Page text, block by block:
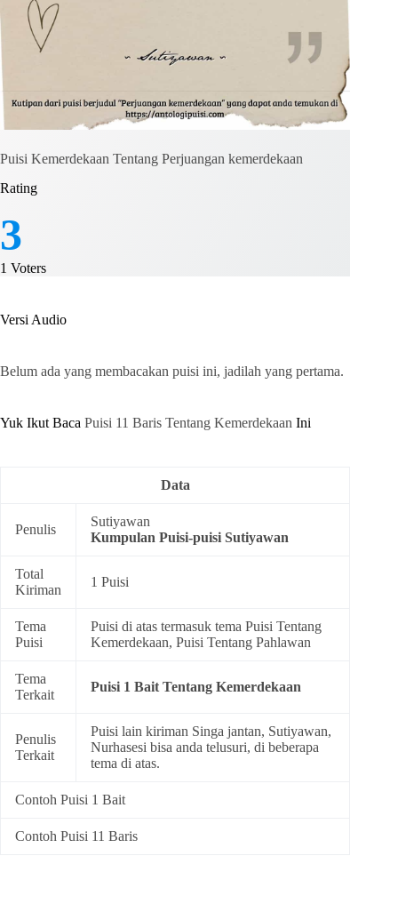
Puisi Kemerdekaan Tentang Perjuangan kemerdekaan
Rating
3
1 Voters
Versi Audio
Belum ada yang membacakan puisi ini, jadilah yang pertama.
Yuk Ikut Baca Puisi 11 Baris Tentang Kemerdekaan Ini
Data
Penulis
Sutiyawan
Kumpulan Puisi-puisi Sutiyawan
Total
Kiriman
1 Puisi
Tema
Puisi
Puisi di atas termasuk tema Puisi Tentang
Kemerdekaan, Puisi Tentang Pahlawan
Tema
Terkait
Puisi 1 Bait Tentang Kemerdekaan
Penulis
Terkait
Puisi lain kiriman Singa jantan, Sutiyawan,
Nurhasesi bisa anda telusuri, di beberapa
tema di atas.
Contoh Puisi 1 Bait
Contoh Puisi 11 Baris